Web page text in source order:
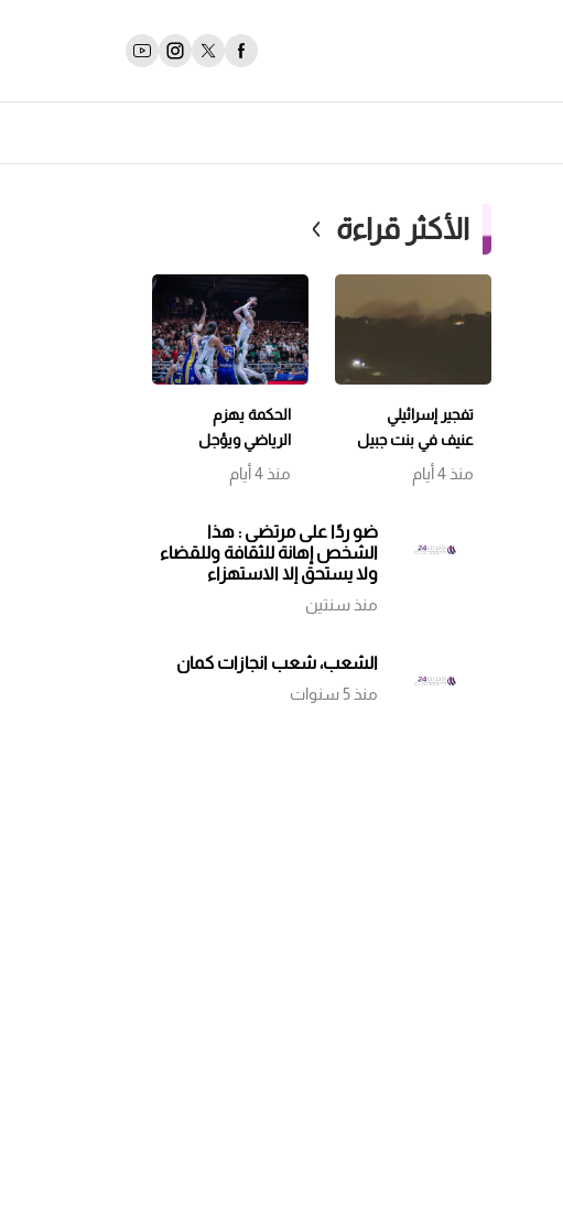
الأكثر قراءة
تفجير إسرائيلي
عنيف في بنت جبيل
وتمشيط باتجاه
منذ 4 أيام
الحكمة يهزم
الرياضي ويؤجل
حسم اللقب إلى
مباراة سابعة
منذ 4 أيام
ضو ردًا على مرتضى : هذا
الشخص إهانة للثقافة وللقضاء
ولا يستحق إلا الاستهزاء
منذ سنتين
الشعب، شعب انجازات كمان
منذ 5 سنوات